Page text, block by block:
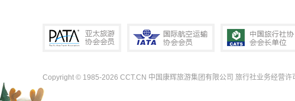
Copyright © 1985-2026 CCT.CN 中国康辉旅游集团有限公司 旅行社业务经营